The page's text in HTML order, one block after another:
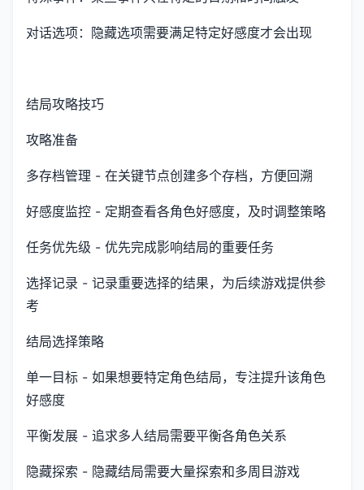
对话选项：隐藏选项需要满足特定好感度才会出现
结局攻略技巧
攻略准备
多存档管理 - 在关键节点创建多个存档，方便回溯
好感度监控 - 定期查看各角色好感度，及时调整策略
任务优先级 - 优先完成影响结局的重要任务
选择记录 - 记录重要选择的结果，为后续游戏提供参
考
结局选择策略
单一目标 - 如果想要特定角色结局，专注提升该角色
好感度
平衡发展 - 追求多人结局需要平衡各角色关系
隐藏探索 - 隐藏结局需要大量探索和多周目游戏